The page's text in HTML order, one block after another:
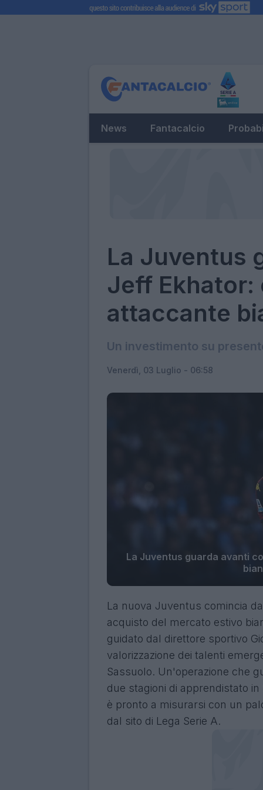
News Fantacalcio
La Juventus
Jeff Ekhator:
attaccante
Un investimento su
Venerdì, 03 Luglio - 06:58
La Juventus guarda avanti
La nuova Juventus comincia
acquisto del mercato estivo
guidato dal direttore sportivo
valorizzazione dei talenti
Sassuolo. Un'operazione che
due stagioni di apprendistato
è pronto a misurarsi con un
dal sito di Lega Serie A.